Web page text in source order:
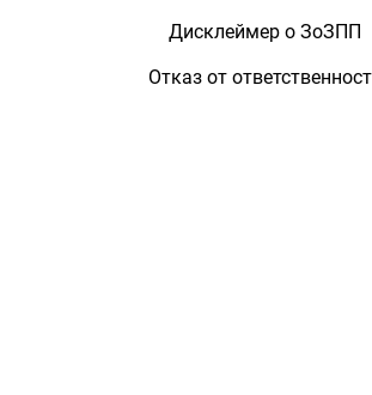
Дисклеймер о ЗоЗПП
Отказ от